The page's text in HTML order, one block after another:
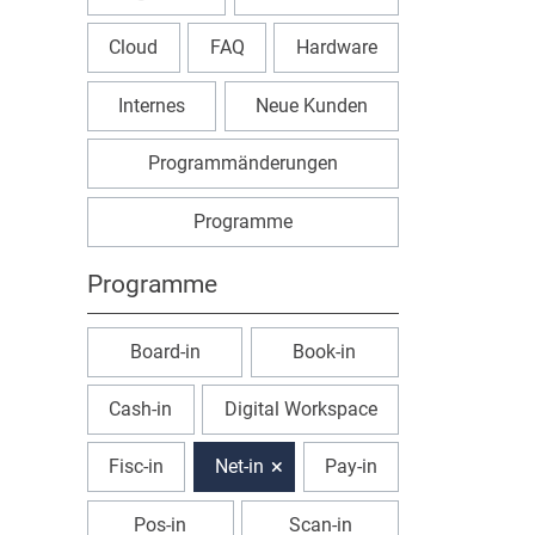
Cloud FAQ Hardware
Internes Neue Kunden
Programmänderungen
Programme
Programme
Board-in Book-in
Cash-in Digital Workspace
Fisc-in Net-in Pay-in
Pos-in Scan-in